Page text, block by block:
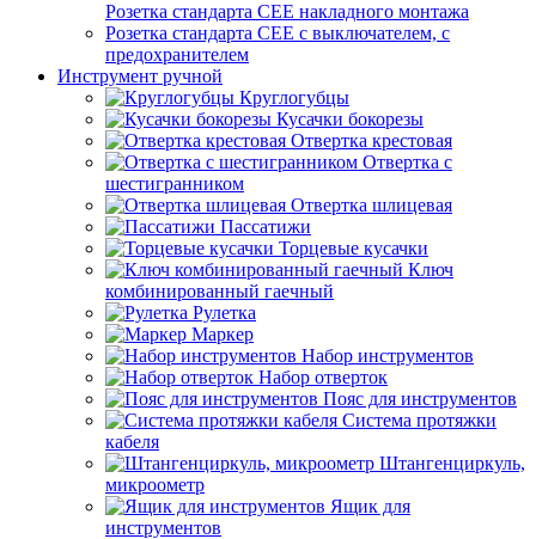
Розетка стандарта СЕЕ накладного монтажа
Розетка стандарта СЕЕ с выключателем, с
предохранителем
Инструмент ручной
Круглогубцы
Кусачки бокорезы
Отвертка крестовая
Отвертка с
шестигранником
Отвертка шлицевая
Пассатижи
Торцевые кусачки
Ключ
комбинированный гаечный
Рулетка
Маркер
Набор инструментов
Набор отверток
Пояс для инструментов
Система протяжки
кабеля
Штангенциркуль,
микроометр
Ящик для
инструментов